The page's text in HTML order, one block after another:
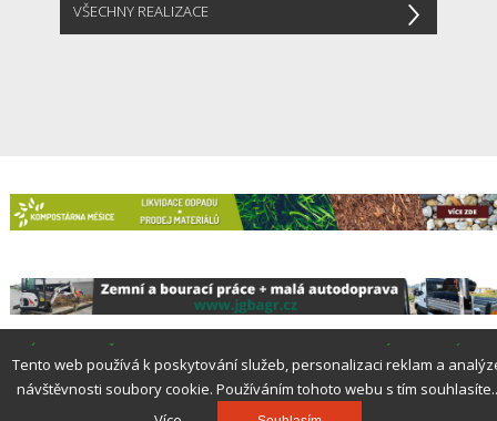
VŠECHNY REALIZACE
ÚVOD SLUŽBY STROJOVÉ VYBAVENÍ|
CENÍK|KONTAKT
Copyright © 2021. All Rights Reserved.
Tento web používá k poskytování služeb, personalizaci reklam a
návštěvnosti soubory cookie. Používáním tohoto webu s tím souhlasíte..